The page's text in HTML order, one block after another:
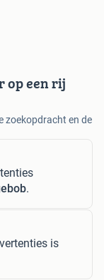
op een rij
zoekopdracht en de
.
is